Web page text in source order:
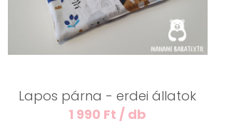
Lapos párna - erdei állatok
1 990 Ft / db